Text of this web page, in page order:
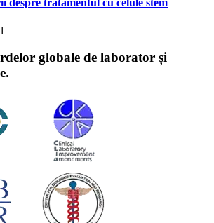
despre tratamentul cu celule stem
globale de laborator și